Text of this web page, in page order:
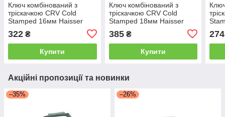
Ключ комбінований з
тріскачкою CRV Cold
Stamped 16мм Haisser
322 ₴
Купити
Ключ комбінований з
тріскачкою CRV Cold
Stamped 18мм Haisser
385₴
Купити
274
Акційні пропозиції та новинки
–35% –26%